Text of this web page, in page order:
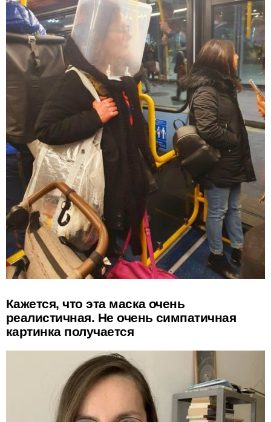
Кажется, что эта маска очень
реалистичная. Не очень симпатичная
картинка получается